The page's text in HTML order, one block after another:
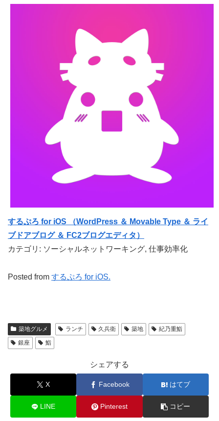
するぷろ for iOS （WordPress ＆ Movable Type ＆ ライ
ブドアブログ ＆ FC2ブログエディタ）
カテゴリ: ソーシャルネットワーキング, 仕事効率化
Posted from するぷろ for iOS.
築地グルメ ランチ 久兵衛 築地
紀乃重鮨
銀座
鮨
シェアする
X Facebook はてブ
LINE Pinterest コピー